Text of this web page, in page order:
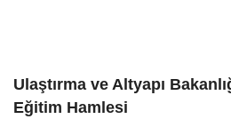
Ulaştırma ve Altyapı
Eğitim Hamlesi